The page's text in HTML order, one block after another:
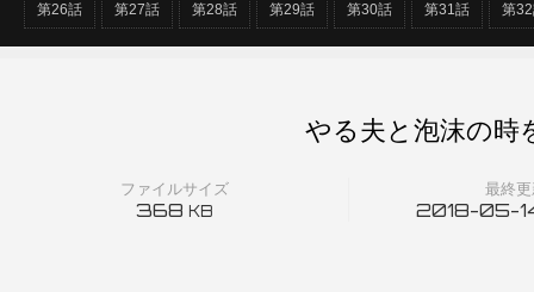
第26話 第27話 第28話 第29話 第30話 第31話 第
ファイルサイズ
368 KB
最終
2018-05-
やる夫と泡沫の時